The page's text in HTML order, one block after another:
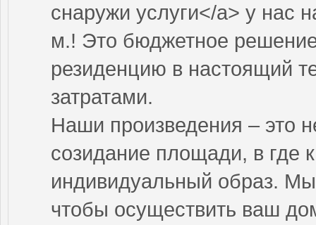
снаружи услуги</a> у нас
м.! Это бюджетное
резиденцию в настоящий
затратами.
Наши произведения – это
созидание площади, в где
индивидуальный образ. Мы
чтобы осуществить ваш